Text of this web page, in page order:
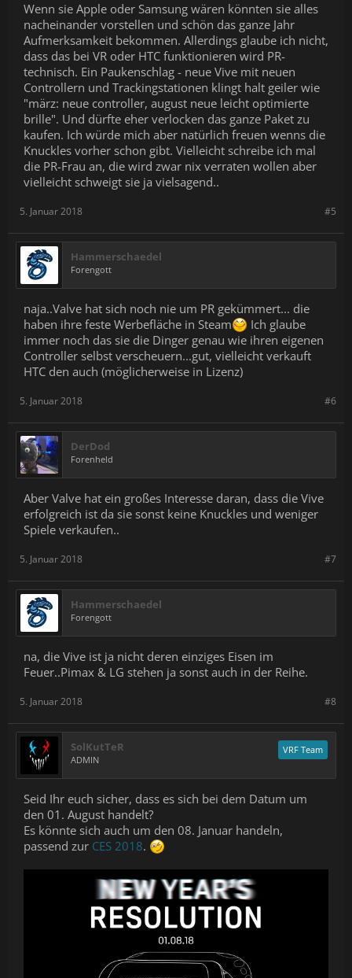
Wenn sie Apple oder Samsung wären könnten sie alles
nacheinander vorstellen und schön das ganze Jahr
Aufmerksamkeit bekommen. Allerdings glaube ich nicht,
dass das bei VR oder HTC funktionieren wird PR-
technisch. Ein Paukenschlag - neue Vive mit neuen
Controllern und Trackingstationen klingt halt geiler wie
"märz: neue controller, august neue leicht optimierte
brille". Und dürfte eher verlocken das ganze Paket zu
kaufen. Ich würde mich aber natürlich freuen wenns die
Knuckles vorher schon gibt. Vielleicht schreibe ich mal
die PR-Frau an, die wird zwar nix verraten wollen aber
vielleicht schweigt sie ja vielsagend..
#5
5. Januar 2018
Hammerschaedel
Forengott
naja..Valve hat sich noch nie um PR gekümmert... die
haben ihre feste Werbefläche in Steam
Ich glaube
immer noch das sie die Dinger genau wie ihren eigenen
Controller selbst verscheuern...gut, vielleicht verkauft
HTC den auch (möglicherweise in Lizenz)
#6
5. Januar 2018
DerDod
Forenheld
Aber Valve hat ein großes Interesse daran, dass die Vive
erfolgreich ist da sie sonst keine Knuckles und weniger
Spiele verkaufen..
#7
5. Januar 2018
Hammerschaedel
Forengott
na, die Vive ist ja nicht deren einziges Eisen im
Feuer..Pimax & LG stehen ja sonst auch in der Reihe.
#8
5. Januar 2018
SolKutTeR
ADMIN
VRF Team
Seid Ihr euch sicher, dass es sich bei dem Datum um
den 01. August handelt?
Es könnte sich auch um den 08. Januar handeln,
passend zur CES 2018.